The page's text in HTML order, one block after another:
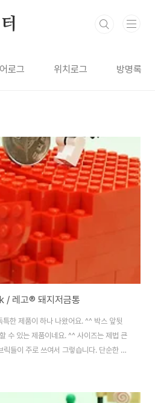
로그 위치로그 방명록
레고® 돼지저금통
한 제품이 하나 나왔어요. ^^ 박스 앞뒷
수 있는 제품이네요. ^^ 사이즈는 제법 큰
들이 주로 쓰여서 그렇습니다. 단순한 구
다. 소박스라 부르긴 그렇고.. 제법 큰 사
로 시작하는데.. 재미있는건 큰 플레이트